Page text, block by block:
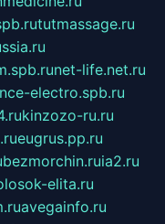
tutmassage.ru
net-life.net.ru
electro.spb.ru
kinzozo-ru.ru
eugrus.pp.ru
bezmorchin.ruia2.ru
elita.ru
avegainfo.ru